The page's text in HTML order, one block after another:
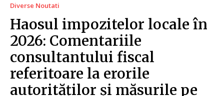
Diverse Noutati
Haosul impozitelor locale în
2026: Comentariile
consultantului fiscal
referitoare la erorile
autorităților și măsurile pe